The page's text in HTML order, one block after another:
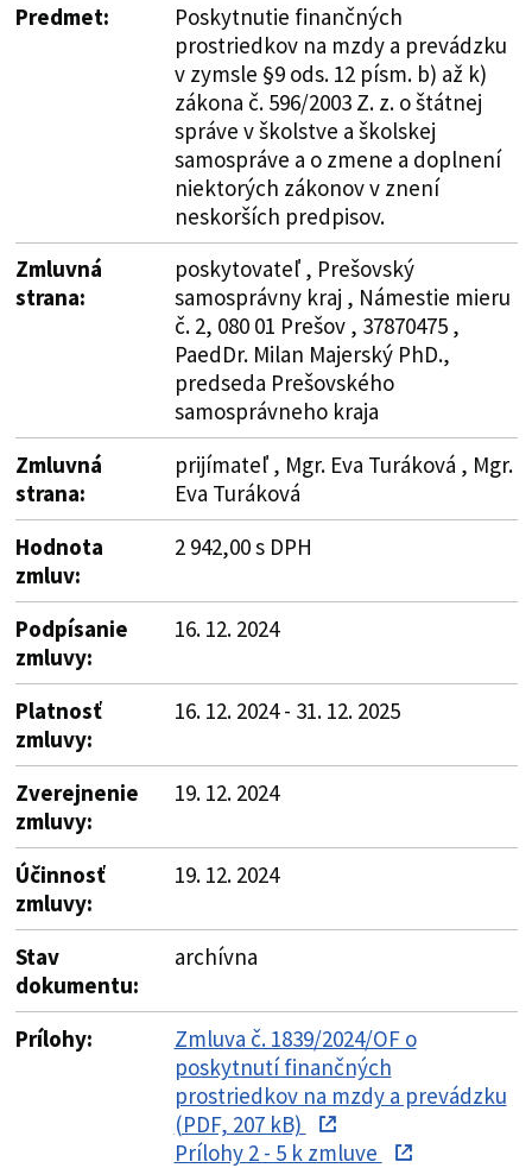
Predmet:
Poskytnutie finančných
prostriedkov na mzdy a prevádzku
v zymsle §9 ods. 12 písm. b) až k)
zákona č. 596/2003 Z. z. o štátnej
správe v školstve a školskej
samospráve a o zmene a doplnení
niektorých zákonov v znení
neskorších predpisov.
Zmluvná
strana:
poskytovateľ , Prešovský
samosprávny kraj , Námestie mieru
č. 2, 080 01 Prešov , 37870475 ,
PaedDr. Milan Majerský PhD.,
predseda Prešovského
samosprávneho kraja
Zmluvná
strana:
prijímateľ , Mgr. Eva Turáková , Mgr.
Eva Turáková
Hodnota
zmluv:
2 942,00 s DPH
Podpísanie
zmluvy:
16. 12. 2024
Platnosť
zmluvy:
16. 12. 2024 - 31. 12. 2025
Zverejnenie
zmluvy:
19. 12. 2024
Účinnosť
zmluvy:
19. 12. 2024
Stav
dokumentu:
archívna
Prílohy:
Zmluva č. 1839/2024/OF o
poskytnutí finančných
prostriedkov na mzdy a prevádzku
(PDF, 207 kB)
Prílohy 2 - 5 k zmluve